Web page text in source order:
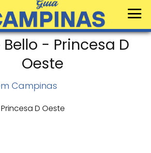
- Princesa D
Oeste
Campinas